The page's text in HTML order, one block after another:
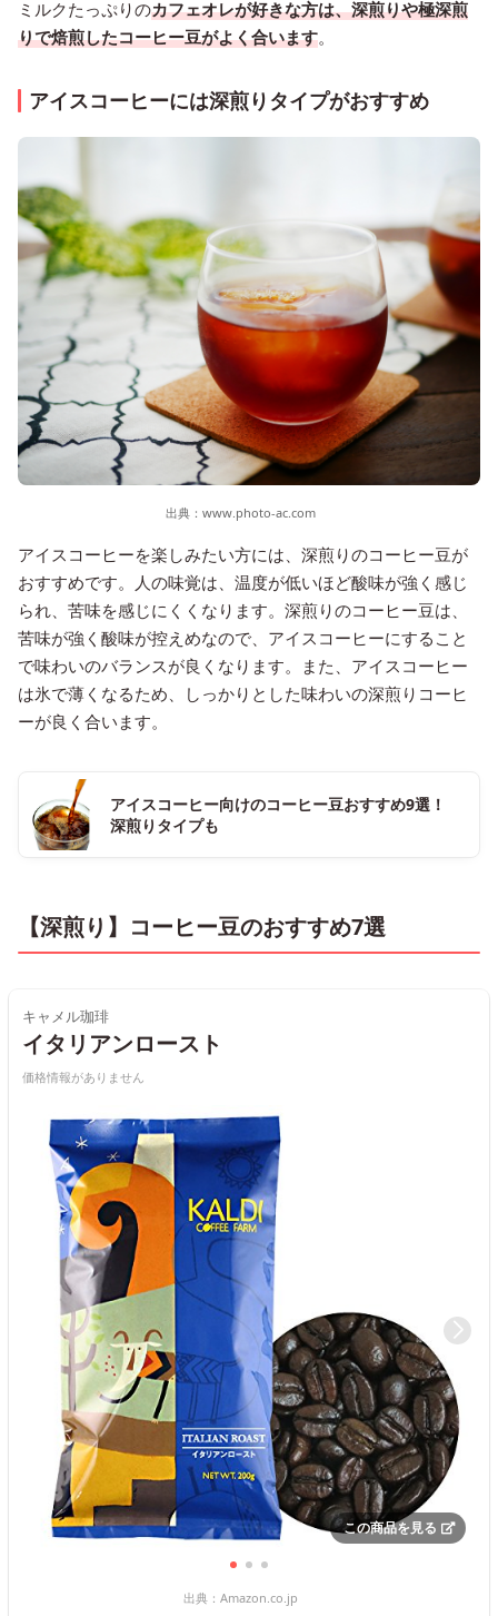
ミルクたっぷりのカフェオレが好きな方は、深煎りや極深煎
りで焙煎したコーヒー豆がよく合います。
アイスコーヒーには深煎りタイプがおすすめ
出典： www.photo-ac.com
アイスコーヒーを楽しみたい方には、深煎りのコーヒー豆が
おすすめです。人の味覚は、温度が低いほど酸味が強く感じ
られ、苦味を感じにくくなります。深煎りのコーヒー豆は、
苦味が強く酸味が控えめなので、アイスコーヒーにすること
で味わいのバランスが良くなります。また、アイスコーヒー
は氷で薄くなるため、しっかりとした味わいの深煎りコーヒ
ーが良く合います。
アイスコーヒー向けのコーヒー豆おすすめ9選！
深煎りタイプも
【深煎り】コーヒー豆のおすすめ7選
キャメル珈琲
イタリアンロースト
価格情報がありません
この商品を見る
出典： Amazon.co.jp